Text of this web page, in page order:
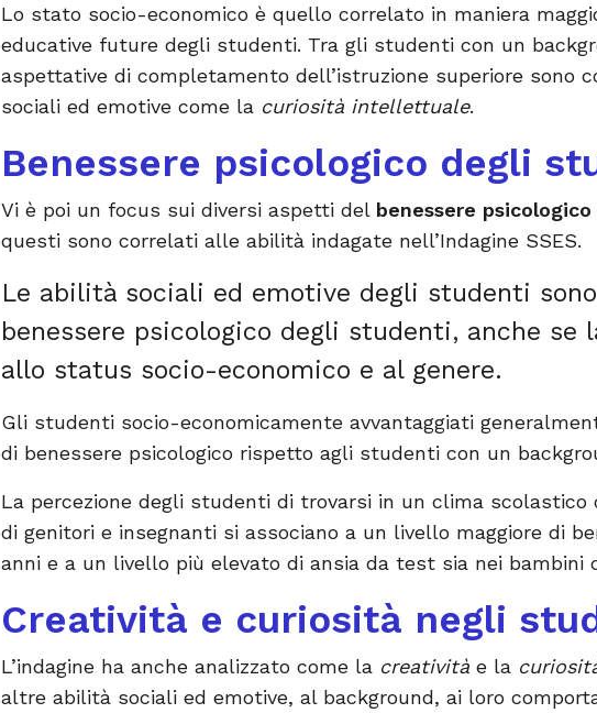
Lo stato socio-economico è quello correlato in maniera
educative future degli studenti. Tra gli studenti con un
aspettative di completamento dell’istruzione superiore sono
sociali ed emotive come la curiosità intellettuale.
Benessere psicologico degli
Vi è poi un focus sui diversi aspetti del benessere
questi sono correlati alle abilità indagate nell’Indagine SSES.
Le abilità sociali ed emotive degli studenti
benessere psicologico degli studenti, anche se
allo status socio-economico e al genere.
Gli studenti socio-economicamente avvantaggiati
di benessere psicologico rispetto agli studenti con un
La percezione degli studenti di trovarsi in un clima
di genitori e insegnanti si associano a un livello maggiore di
anni e a un livello più elevato di ansia da test sia nei bambini
Creatività e curiosità negli
L’indagine ha anche analizzato come la creatività e la
altre abilità sociali ed emotive, al background, ai loro